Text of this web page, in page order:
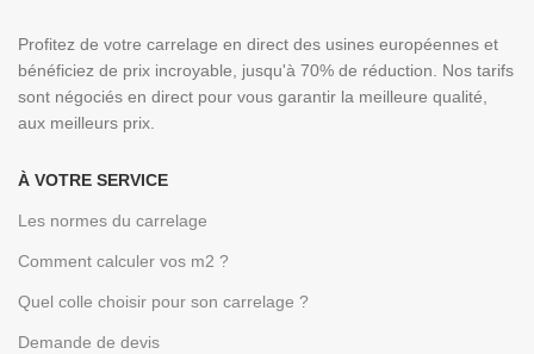
Profitez de votre carrelage en direct des usines européennes et
bénéficiez de prix incroyable, jusqu'à 70% de réduction. Nos tarifs
sont négociés en direct pour vous garantir la meilleure qualité,
aux meilleurs prix.
À VOTRE SERVICE
Les normes du carrelage
Comment calculer vos m2 ?
Quel colle choisir pour son carrelage ?
Demande de devis